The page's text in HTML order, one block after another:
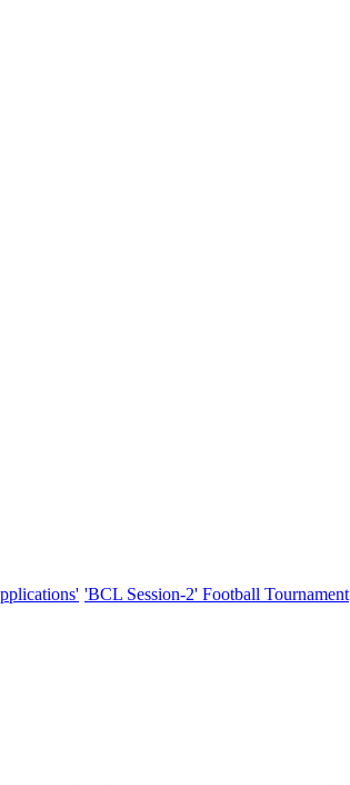
'BCL Session-2' Football Tournament